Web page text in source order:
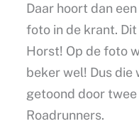
Daar hoort dan
foto in de krant.
Horst! Op de foto
beker wel! Dus
getoond door
Roadrunners.